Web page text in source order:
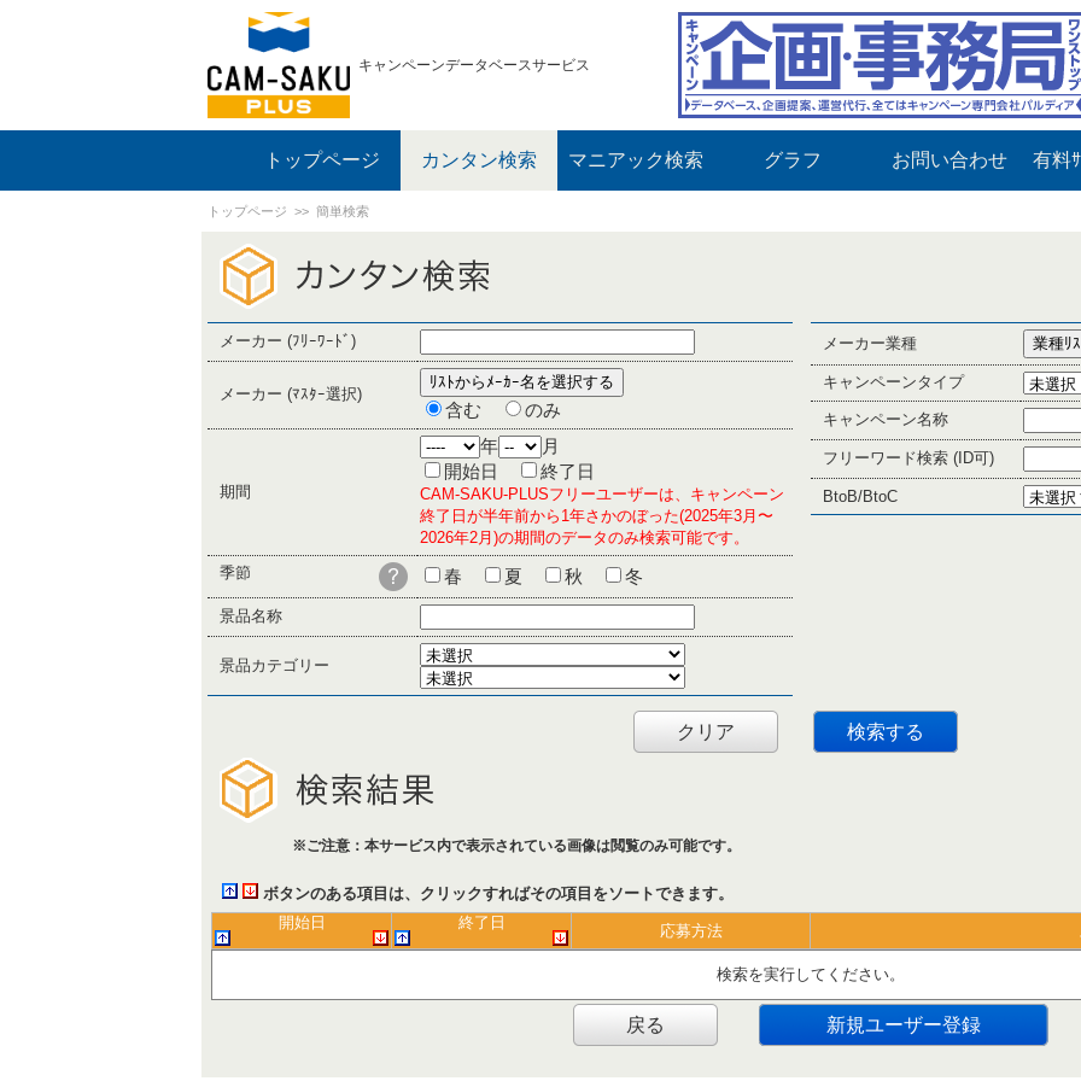
キャンペーンデータベースサービス
トップページ カンタン検索 マニアック検索 グラフ お問い合わせ 有料
トップページ >> 簡単検索
メーカー (ﾌﾘｰﾜｰﾄﾞ)
メーカー (ﾏｽﾀｰ選択)
含む のみ
期間
年
月
開始日
終了日
CAM-SAKU-PLUSフリーユーザーは、キャンペーン
終了日が半年前から1年さかのぼった(2025年3月〜
2026年2月)の期間のデータのみ検索可能です。
季節
春 夏 秋 冬
景品名称
景品カテゴリー
メーカー業種
キャンペーンタイプ
キャンペーン名称
フリーワード検索 (ID可)
BtoB/BtoC
クリア 検索する
※ご注意：本サービス内で表示されている画像は閲覧のみ可能です。
ボタンのある項目は、クリックすればその項目をソートできます。
開始日
終了日 応募方法
検索を実行してください。
戻る 新規ユーザー登録